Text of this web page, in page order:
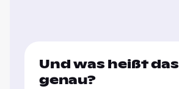
Und was heißt das
genau?